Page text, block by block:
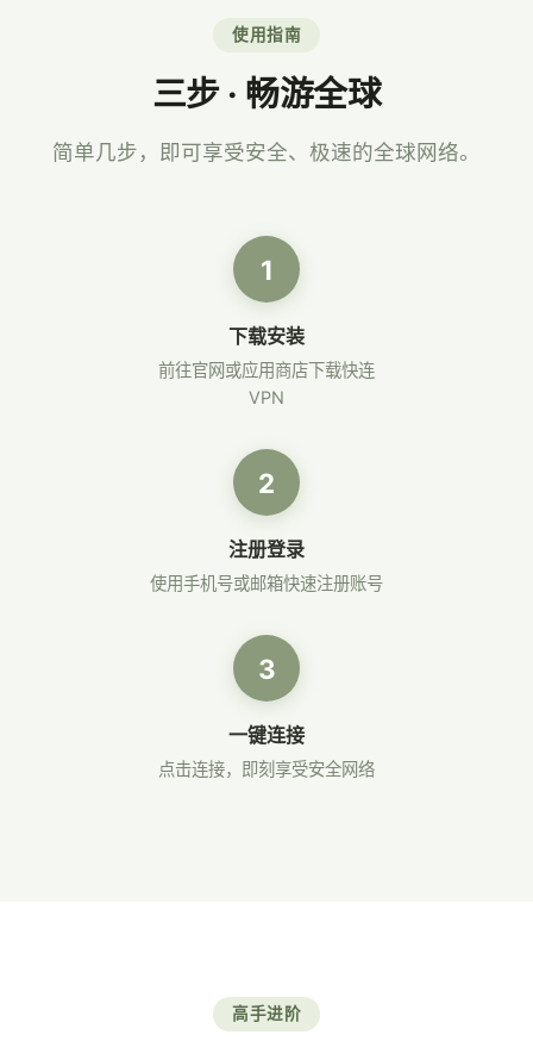
使用指南
三步 · 畅游全球
简单几步，即可享受安全、极速的全球网络。
1
下载安装
前往官网或应用商店下载快连
VPN
2
注册登录
使用手机号或邮箱快速注册账号
3
一键连接
点击连接，即刻享受安全网络
高手进阶